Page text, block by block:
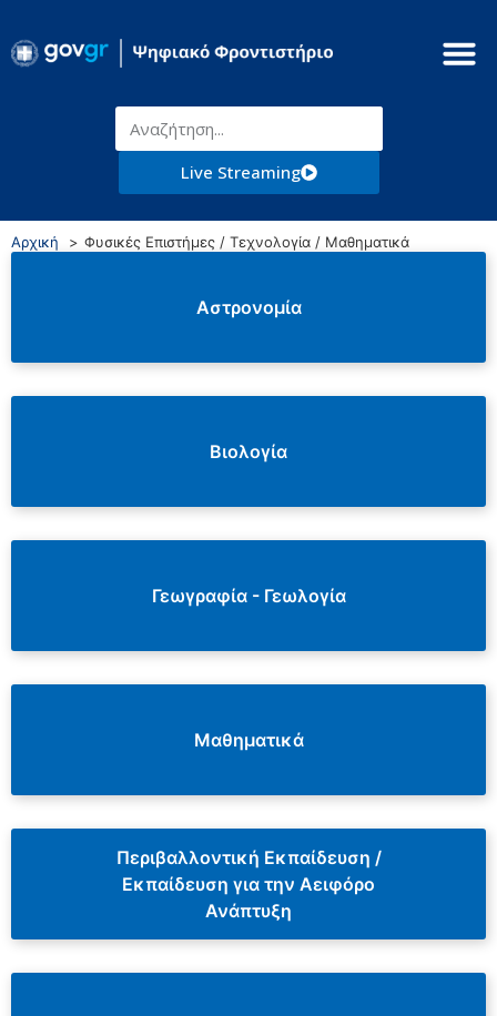
Live Streaming
Αρχική Φυσικές Επιστήμες / Τεχνολογία / Μαθηματικά
Αστρονομία
Βιολογία
Γεωγραφία - Γεωλογία
Μαθηματικά
Περιβαλλοντική Εκπαίδευση /
Εκπαίδευση για την Αειφόρο
Ανάπτυξη